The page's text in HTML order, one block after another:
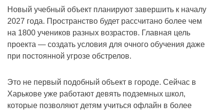
Новый учебный объект планируют завершить к началу
2027 года. Пространство будет рассчитано более чем
на 1800 учеников разных возрастов. Главная цель
проекта — создать условия для очного обучения даже
при постоянной угрозе обстрелов.
Это не первый подобный объект в городе. Сейчас в
Харькове уже работают девять подземных школ,
которые позволяют детям учиться офлайн в более